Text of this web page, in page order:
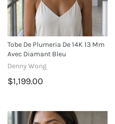
Tobe De Plumeria De 14K 13 Mm
Avec Diamant Bleu
Denny Wong
$1,199.00